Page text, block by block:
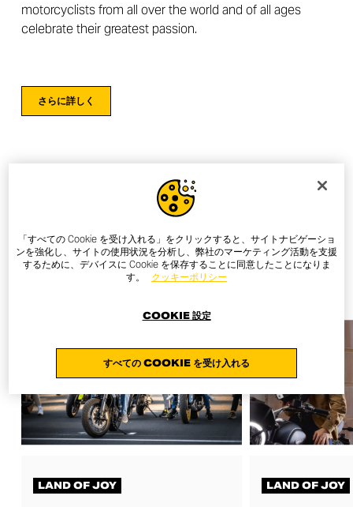
motorcyclists from all over the world and of all ages
celebrate their greatest passion.
さらに詳しく
OTHER NEWS
ALL NEWS
LAND OF JOY LAND OF JOY
「すべての Cookie を受け入れる」をクリックすると、サイトナビゲーショ
ンを強化し、サイトの使用状況を分析し、弊社のマーケティング活動を支援
するために、デバイスに Cookie を保存することに同意したことになりま
す。
クッキーポリシー
すべての COOKIE を受け入れる
COOKIE 設定